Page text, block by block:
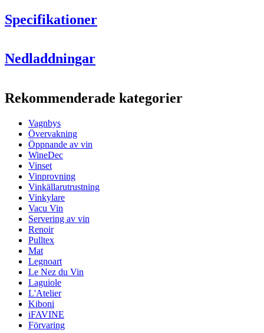
Specifikationer
Produktnummer444175
Vikt (kg)3
Bredd (cm)
Djup (cm)29
Nedladdningar
Rekommenderade kategorier
Vagnbys
Övervakning
Öppnande av vin
WineDec
Vinset
Vinprovning
Vinkällarutrustning
Vinkylare
Vacu Vin
Servering av vin
Renoir
Pulltex
Mat
Legnoart
Le Nez du Vin
Laguiole
L'Atelier
Kiboni
iFAVINE
Förvaring